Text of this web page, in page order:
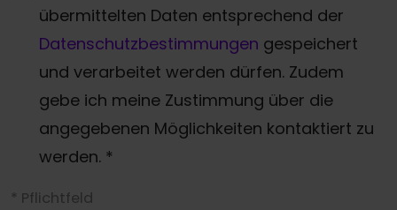
übermittelten Daten entsprechend der
Datenschutzbestimmungen gespeichert
und verarbeitet werden dürfen. Zudem
gebe ich meine Zustimmung über die
angegebenen Möglichkeiten kontaktiert zu
werden. *
* Pflichtfeld